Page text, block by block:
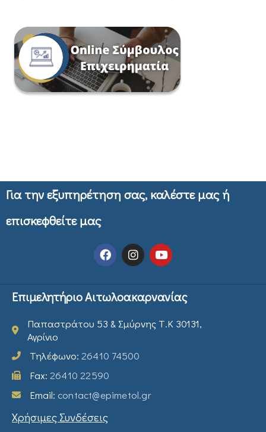
Για την εξυπηρέτηση σας, καλέστε μας ή
επισκεφθείτε μας
Επιμελητήριο Αιτωλοακαρνανίας
Παπαστράτου 53 & Σμύρνης Τ.Κ 30131,
Αγρίνιο
Τηλέφωνο: 26410 74500
Fax: 26410 22590
Email: contact@epimetol.gr
Χρήσιμες Συνδέσεις